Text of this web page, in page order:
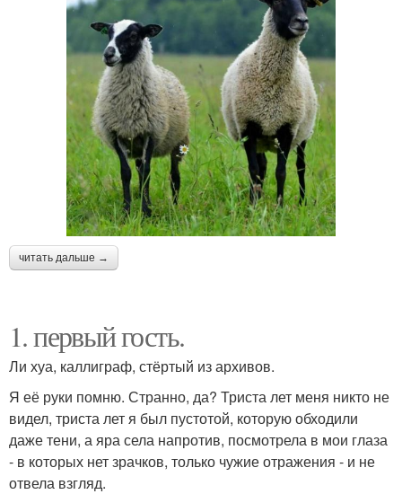
читать дальше →
1. первый гость.
Ли хуа, каллиграф, стёртый из архивов.
Я её руки помню. Странно, да? Триста лет меня никто не
видел, триста лет я был пустотой, которую обходили
даже тени, а яра села напротив, посмотрела в мои глаза
- в которых нет зрачков, только чужие отражения - и не
отвела взгляд.